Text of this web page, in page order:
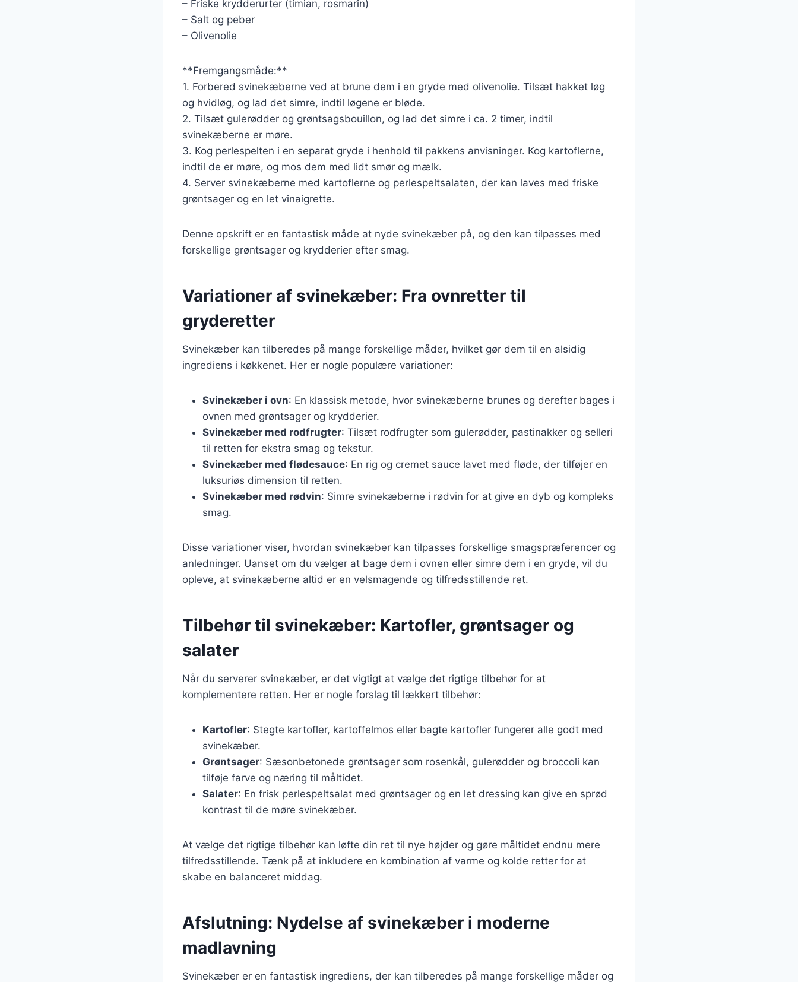
– Friske krydderurter (timian, rosmarin)
– Salt og peber
– Olivenolie
**Fremgangsmåde:**
1. Forbered svinekæberne ved at brune dem i en gryde med olivenolie. Tilsæt hakket løg
og hvidløg, og lad det simre, indtil løgene er bløde.
2. Tilsæt gulerødder og grøntsagsbouillon, og lad det simre i ca. 2 timer, indtil
svinekæberne er møre.
3. Kog perlespelten i en separat gryde i henhold til pakkens anvisninger. Kog kartoflerne,
indtil de er møre, og mos dem med lidt smør og mælk.
4. Server svinekæberne med kartoflerne og perlespeltsalaten, der kan laves med friske
grøntsager og en let vinaigrette.
Denne opskrift er en fantastisk måde at nyde svinekæber på, og den kan tilpasses med
forskellige grøntsager og krydderier efter smag.
Variationer af svinekæber: Fra ovnretter til
gryderetter
Svinekæber kan tilberedes på mange forskellige måder, hvilket gør dem til en alsidig
ingrediens i køkkenet. Her er nogle populære variationer:
Svinekæber i ovn: En klassisk metode, hvor svinekæberne brunes og derefter bages i
ovnen med grøntsager og krydderier.
Svinekæber med rodfrugter: Tilsæt rodfrugter som gulerødder, pastinakker og selleri
til retten for ekstra smag og tekstur.
Svinekæber med flødesauce: En rig og cremet sauce lavet med fløde, der tilføjer en
luksuriøs dimension til retten.
Svinekæber med rødvin: Simre svinekæberne i rødvin for at give en dyb og kompleks
smag.
Disse variationer viser, hvordan svinekæber kan tilpasses forskellige smagspræferencer og
anledninger. Uanset om du vælger at bage dem i ovnen eller simre dem i en gryde, vil du
opleve, at svinekæberne altid er en velsmagende og tilfredsstillende ret.
Tilbehør til svinekæber: Kartofler, grøntsager og
salater
Når du serverer svinekæber, er det vigtigt at vælge det rigtige tilbehør for at
komplementere retten. Her er nogle forslag til lækkert tilbehør:
Kartofler: Stegte kartofler, kartoffelmos eller bagte kartofler fungerer alle godt med
svinekæber.
Grøntsager: Sæsonbetonede grøntsager som rosenkål, gulerødder og broccoli kan
tilføje farve og næring til måltidet.
Salater: En frisk perlespeltsalat med grøntsager og en let dressing kan give en sprød
kontrast til de møre svinekæber.
At vælge det rigtige tilbehør kan løfte din ret til nye højder og gøre måltidet endnu mere
tilfredsstillende. Tænk på at inkludere en kombination af varme og kolde retter for at
skabe en balanceret middag.
Afslutning: Nydelse af svinekæber i moderne
madlavning
Svinekæber er en fantastisk ingrediens, der kan tilberedes på mange forskellige måder og